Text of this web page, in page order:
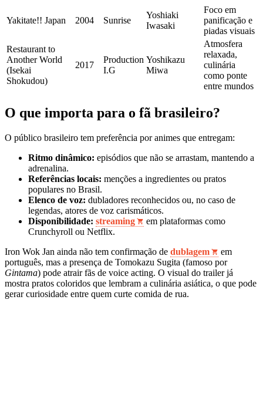
Yakitate!! Japan 2004 Sunrise
Yoshiaki
Iwasaki
Foco em
panificação e
piadas visuais
Restaurant to
Another World
(Isekai
Shokudou)
2017
Production
I.G
Yoshikazu
Miwa
Atmosfera
relaxada,
culinária
como ponte
entre mundos
O que importa para o fã brasileiro?
O público brasileiro tem preferência por animes que entregam:
Ritmo dinâmico: episódios que não se arrastam, mantendo a
adrenalina.
Referências locais: menções a ingredientes ou pratos
populares no Brasil.
Elenco de voz: dubladores reconhecidos ou, no caso de
legendas, atores de voz carismáticos.
Disponibilidade: streaming
em plataformas como
Crunchyroll ou Netflix.
Iron Wok Jan ainda não tem confirmação de dublagem
em
português, mas a presença de Tomokazu Sugita (famoso por
Gintama) pode atrair fãs de voice acting. O visual do trailer já
mostra pratos coloridos que lembram a culinária asiática, o que pode
gerar curiosidade entre quem curte comida de rua.